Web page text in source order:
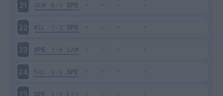
21 GEN 0-1 SPE
22 MIL 1-2 SPE
23 SPE 1-0 SAM
24 SAL 2-2 SPE
25 SPE 1-2 FIO